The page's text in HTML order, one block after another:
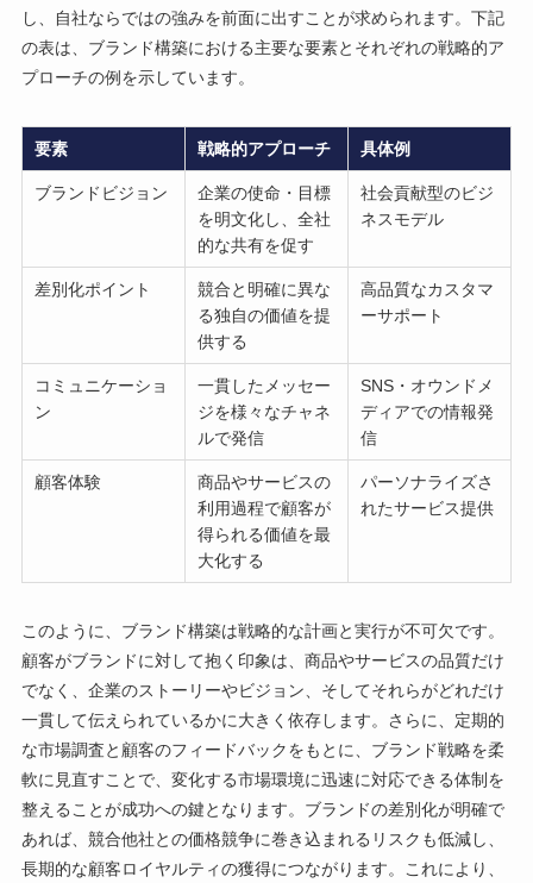
し、自社ならではの強みを前面に出すことが求められます。下記
の表は、ブランド構築における主要な要素とそれぞれの戦略的ア
プローチの例を示しています。
要素 戦略的アプローチ 具体例
ブランドビジョン
企業の使命・目標
を明文化し、全社
的な共有を促す
社会貢献型のビジ
ネスモデル
差別化ポイント
競合と明確に異な
る独自の価値を提
供する
高品質なカスタマ
ーサポート
コミュニケーショ
ン
一貫したメッセー
ジを様々なチャネ
ルで発信
SNS・オウンドメ
ディアでの情報発
信
顧客体験
商品やサービスの
利用過程で顧客が
得られる価値を最
大化する
パーソナライズさ
れたサービス提供
このように、ブランド構築は戦略的な計画と実行が不可欠です。
顧客がブランドに対して抱く印象は、商品やサービスの品質だけ
でなく、企業のストーリーやビジョン、そしてそれらがどれだけ
一貫して伝えられているかに大きく依存します。さらに、定期的
な市場調査と顧客のフィードバックをもとに、ブランド戦略を柔
軟に見直すことで、変化する市場環境に迅速に対応できる体制を
整えることが成功への鍵となります。ブランドの差別化が明確で
あれば、競合他社との価格競争に巻き込まれるリスクも低減し、
長期的な顧客ロイヤルティの獲得につながります。これにより、